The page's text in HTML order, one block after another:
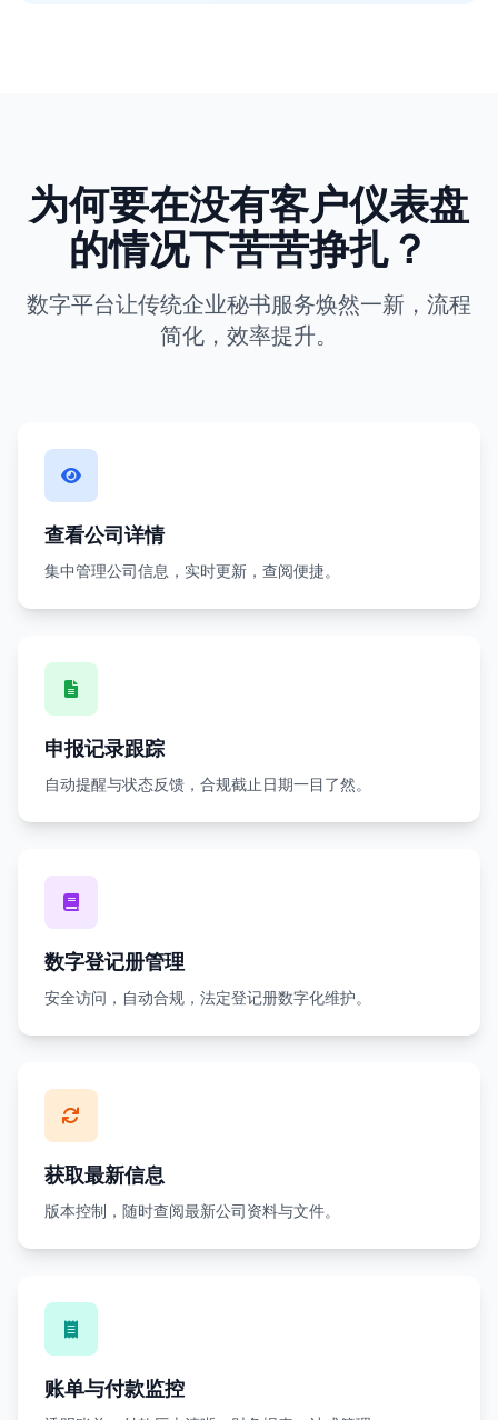
为何要在没有客户仪表盘
的情况下苦苦挣扎？
数字平台让传统企业秘书服务焕然一新，流程
简化，效率提升。
查看公司详情
集中管理公司信息，实时更新，查阅便捷。
申报记录跟踪
自动提醒与状态反馈，合规截止日期一目了然。
数字登记册管理
安全访问，自动合规，法定登记册数字化维护。
获取最新信息
版本控制，随时查阅最新公司资料与文件。
账单与付款监控